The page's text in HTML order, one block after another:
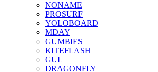
NONAME
PROSURF
YOLOBOARD
MDAY
GUMBIES
KITEFLASH
GUL
DRAGONFLY